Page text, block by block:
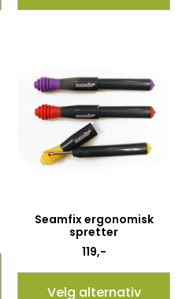
Seamfix ergonomisk
spretter
119,-
Velg alternativ